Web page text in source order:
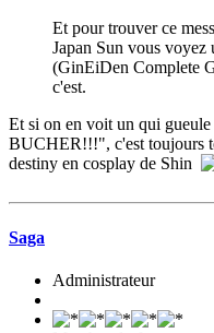
Et pour trouver ce
Japan Sun vous
(GinEiDen Complete
c'est.
Et si on en voit un qui
BUCHER!!!", c'est toujours
destiny en cosplay de Shin
Saga
Administrateur